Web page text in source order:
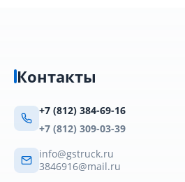
Контакты
+7 (812) 384-69-16
+7 (812) 309-03-39
info@gstruck.ru
3846916@mail.ru